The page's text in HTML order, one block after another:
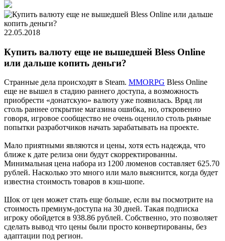
22.05.2018
Купить валюту еще не вышедшей Bless Online
или дальше копить деньги?
Странные дела происходят в Steam. MMORPG Bless Online
еще не вышел в стадию раннего доступа, а возможность
приобрести «донатскую» валюту уже появилась. Вряд ли
столь раннее открытие магазина ошибка, но, откровенно
говоря, игровое сообщество не очень оценило столь рьяные
попытки разработчиков начать зарабатывать на проекте.
Мало приятными являются и цены, хотя есть надежда, что
ближе к дате релиза они будут скорректированны.
Минимальная цена набора из 1200 люменов составляет 625.70
рублей. Насколько это много или мало выяснится, когда будет
известна стоимость товаров в кэш-шопе.
Шок от цен может стать еще больше, если вы посмотрите на
стоимость премиум-доступа на 30 дней. Такая подписка
игроку обойдется в 938.86 pублей. Собственно, это позволяет
сделать вывод что цены были просто конвертированы, без
адаптации под регион.